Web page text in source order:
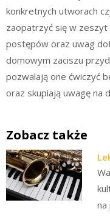
konkretnych utworach
zaopatrzyć się w zeszyt
postępów oraz uwag
domowym zaciszu
pozwalają one ćwiczyć
oraz skupiają uwagę na
Zobacz także
na